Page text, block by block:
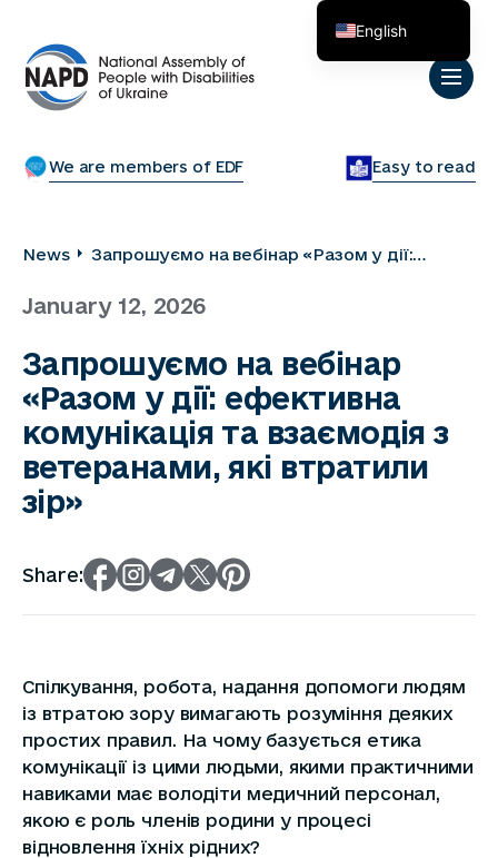
We are members of EDF Easy to read
News
Запрошуємо на вебінар «Разом у дії:
ветеранами, які втратили зір»
January 12, 2026
Запрошуємо на вебінар
«Разом у дії: ефективна
комунікація та взаємодія з
ветеранами, які втратили
зір»
Share:
Спілкування, робота, надання допомоги людям
із втратою зору вимагають розуміння деяких
простих правил. На чому базується етика
комунікації із цими людьми, якими практичними
навиками має володіти медичний персонал,
якою є роль членів родини у процесі
відновлення їхніх рідних?
English
Українська